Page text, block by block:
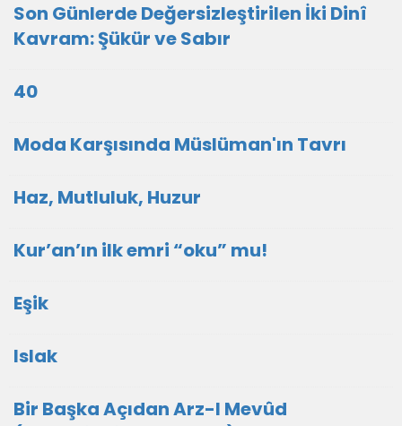
Son Günlerde Değersizleştirilen İki Dinî
Kavram: Şükür ve Sabır
40
Moda Karşısında Müslüman'ın Tavrı
Haz, Mutluluk, Huzur
Kur’an’ın ilk emri “oku” mu!
Eşik
Islak
Bir Başka Açıdan Arz-I Mevûd